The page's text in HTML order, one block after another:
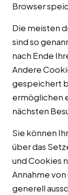
Browser
Die meisten
sind so
nach Ende
Andere
gespeichert
ermöglichen
nächsten
Sie können
über das
und Cookies
Annahme
generell